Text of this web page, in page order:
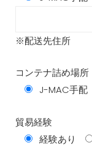
※配送先住所
コンテナ詰め場
J-MAC手配
貿易経験
経験あり